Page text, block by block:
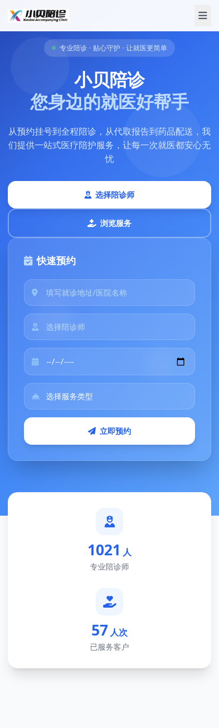
专业陪诊 · 贴心守护 · 让就医更简单
小贝陪诊
您身边的就医好帮手
从预约挂号到全程陪诊，从代取报告到药品配送，我
们提供一站式医疗陪护服务，让每一次就医都安心无
忧
选择陪诊师
浏览服务
快速预约
立即预约
1021 人
专业陪诊师
57 人次
已服务客户